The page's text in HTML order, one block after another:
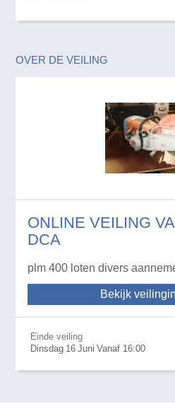
OVER DE VEILING
ONLINE VEILING
DCA
plm 400 loten divers
Bekijk
Einde veiling
Dinsdag 16 Juni Vanaf 16:00